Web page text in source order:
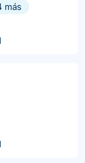
más